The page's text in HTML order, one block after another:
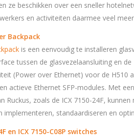
ze beschikken over een sneller
en activiteiten daarmee veel
Backpack
is een eenvoudig te installeren
tussen de glasvezelaansluiting en
(Power over Ethernet) voor de H510
actieve Ethernet SFP-modules. Met
Ruckus, zoals de ICX 7150-24F,
implementeren, standaardiseren en
en ICX 7150-C08P switches